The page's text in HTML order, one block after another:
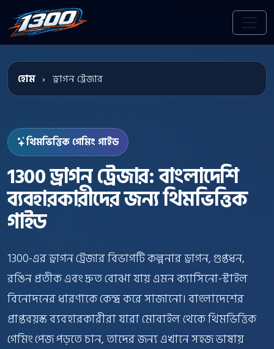
হোম › ড্রাগন ট্রেজার
থিমভিত্তিক গেমিং গাইড
1300 ড্রাগন ট্রেজার: বাংলাদেশি
ব্যবহারকারীদের জন্য থিমভিত্তিক
গাইড
ড্রাগন ট্রেজার পরিচিতি
1300-এর ড্রাগন ট্রেজার বিভাগটি কল্পনার ড্রাগন, গুপ্তধন,
রঙিন প্রতীক এবং দ্রুত বোঝা যায় এমন ক্যাসিনো-স্টাইল
বিনোদনের ধারণাকে কেন্দ্র করে সাজানো। বাংলাদেশের
প্রাপ্তবয়স্ক ব্যবহারকারীরা যারা মোবাইল থেকে থিমভিত্তিক
গেমিং পেজ পড়তে চান, তাদের জন্য এখানে সহজ ভাষায়